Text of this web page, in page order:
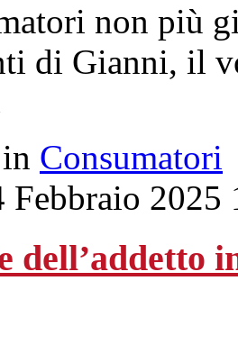
non più
di Gianni, il
Consumatori
Febbraio 2025
dell’addetto